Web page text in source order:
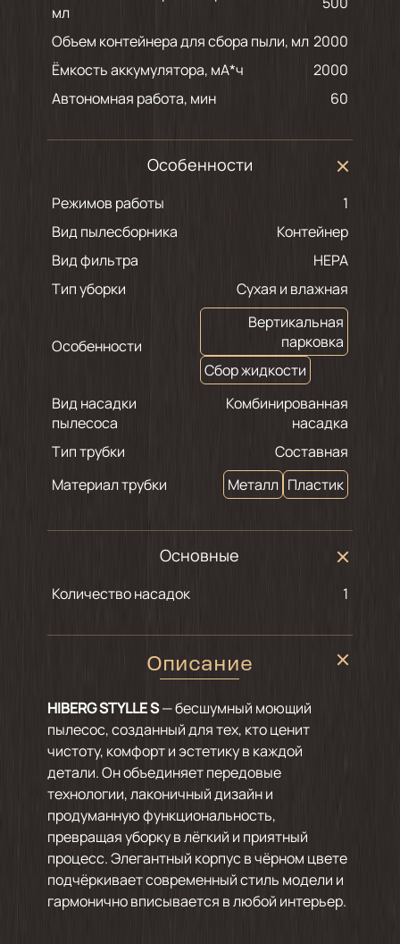
мл
Объем контейнера для сбора пыли, мл
2000
Ёмкость аккумулятора, мА*ч
2000
Автономная работа, мин
60
Особенности
Режимов работы
1
Вид пылесборника
Контейнер
Вид фильтра
HEPA
Тип уборки
Сухая и влажная
Особенности
Вертикальная
парковка
Сбор жидкости
Вид насадки
пылесоса
Комбинированная
насадка
Тип трубки
Составная
Материал трубки
Металл Пластик
Основные
Количество насадок 1
Описание
HIBERG STYLLE S— бесшумный моющий
пылесос, созданный для тех, кто ценит
чистоту, комфорт и эстетику в каждой
детали. Он объединяет передовые
технологии, лаконичный дизайн и
продуманную функциональность,
превращая уборку в лёгкий и приятный
процесс. Элегантный корпус в чёрном цвете
подчёркивает современный стиль модели и
гармонично вписывается в любой интерьер.